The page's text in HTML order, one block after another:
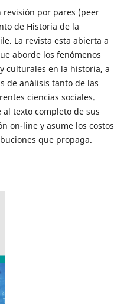
revisión por pares (peer
de Historia de la
La revista esta abierta a
aborde los fenómenos
culturales en la historia, a
de análisis tanto de las
ciencias sociales.
al texto completo de sus
on-line y asume los costos
que propaga.